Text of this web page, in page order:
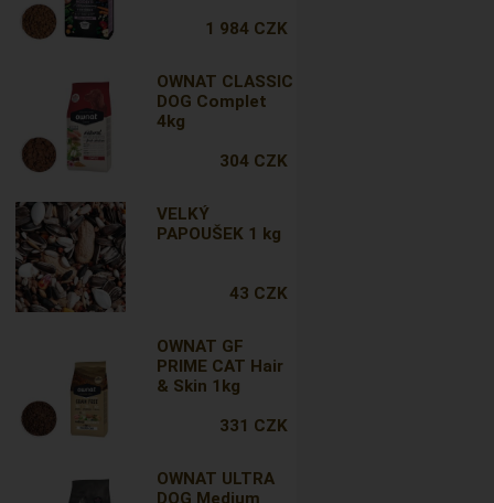
1 984 CZK
OWNAT CLASSIC
DOG Complet
4kg
304 CZK
VELKÝ
PAPOUŠEK 1 kg
43 CZK
OWNAT GF
PRIME CAT Hair
& Skin 1kg
331 CZK
OWNAT ULTRA
DOG Medium